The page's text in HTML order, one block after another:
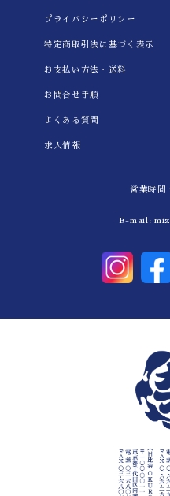
プライバシーポリシー
特定商取引法に基づく表示
お支払い方法・送料
お問合せ手順
よくある質問
求人情報
営業時間
E-mail: